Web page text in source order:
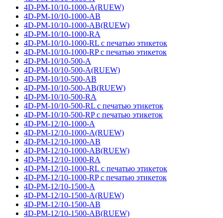
4D-PM-10/10-1000-A(RUEW)
4D-PM-10/10-1000-AB
4D-PM-10/10-1000-AB(RUEW)
4D-PM-10/10-1000-RA
4D-PM-10/10-1000-RL с печатью этикеток
4D-PM-10/10-1000-RP с печатью этикеток
4D-PM-10/10-500-A
4D-PM-10/10-500-A(RUEW)
4D-PM-10/10-500-AB
4D-PM-10/10-500-AB(RUEW)
4D-PM-10/10-500-RA
4D-PM-10/10-500-RL с печатью этикеток
4D-PM-10/10-500-RP с печатью этикеток
4D-PM-12/10-1000-A
4D-PM-12/10-1000-A(RUEW)
4D-PM-12/10-1000-AB
4D-PM-12/10-1000-AB(RUEW)
4D-PM-12/10-1000-RA
4D-PM-12/10-1000-RL с печатью этикеток
4D-PM-12/10-1000-RP с печатью этикеток
4D-PM-12/10-1500-A
4D-PM-12/10-1500-A(RUEW)
4D-PM-12/10-1500-AB
4D-PM-12/10-1500-AB(RUEW)